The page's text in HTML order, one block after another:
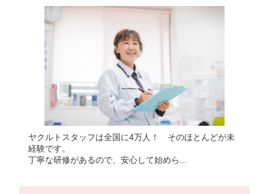
ヤクルトスタッフは全国に4万人！ そのほとんどが未
経験です。
丁寧な研修があるので、安心して始めら...